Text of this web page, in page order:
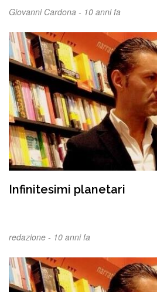
Giovanni Cardona - 10 anni fa
Infinitesimi planetari
redazione - 10 anni fa